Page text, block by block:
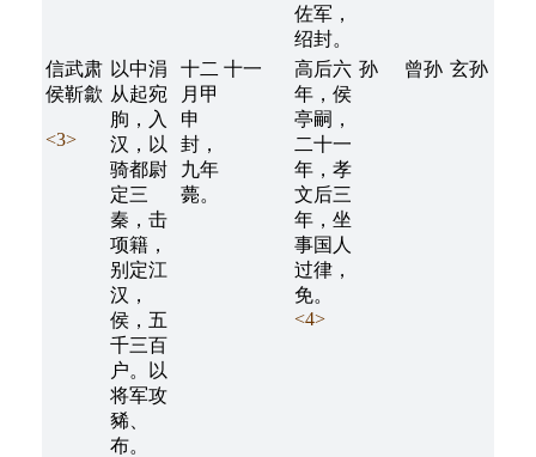
佐军，
绍封。
信武肃
侯靳歙
<3>
以中涓
从起宛
朐，入
汉，以
骑都尉
定三
秦，击
项籍，
别定江
汉，
侯，五
千三百
户。以
将军攻
豨、
布。
十二
月甲
申
封，
九年
薨。
十一
高后六
年，侯
亭嗣，
二十一
年，孝
文后三
年，坐
事国人
过律，
免。
<4>
孙 曾孙 玄孙